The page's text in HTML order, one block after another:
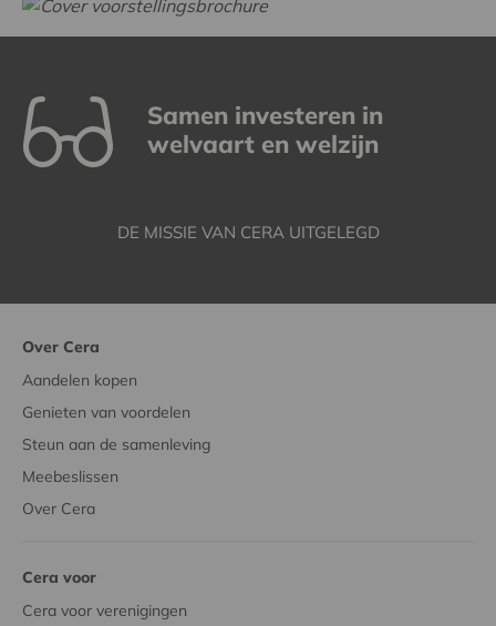
Samen investeren in
welvaart en welzijn
DE MISSIE VAN CERA UITGELEGD
Over Cera
Aandelen kopen
Genieten van voordelen
Steun aan de samenleving
Meebeslissen
Over Cera
Cera voor
Cera voor verenigingen